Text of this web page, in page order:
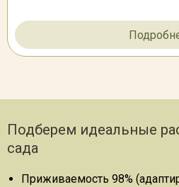
Подберем идеальные
сада
Приживаемость 98%